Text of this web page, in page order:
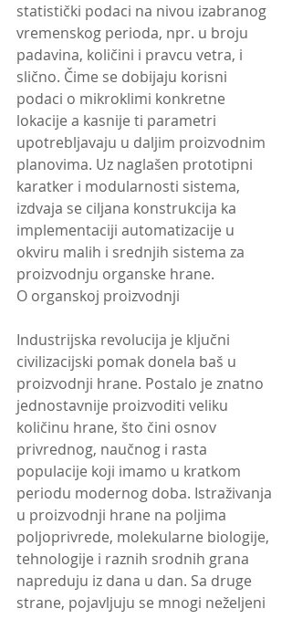
statistički podaci na nivou izabranog
vremenskog perioda, npr. u broju
padavina, količini i pravcu vetra, i
slično. Čime se dobijaju korisni
podaci o mikroklimi konkretne
lokacije a kasnije ti parametri
upotrebljavaju u daljim proizvodnim
planovima. Uz naglašen prototipni
karatker i modularnosti sistema,
izdvaja se ciljana konstrukcija ka
implementaciji automatizacije u
okviru malih i srednjih sistema za
proizvodnju organske hrane.
O organskoj proizvodnji
Industrijska revolucija je ključni
civilizacijski pomak donela baš u
proizvodnji hrane. Postalo je znatno
jednostavnije proizvoditi veliku
količinu hrane, što čini osnov
privrednog, naučnog i rasta
populacije koji imamo u kratkom
periodu modernog doba. Istraživanja
u proizvodnji hrane na poljima
poljoprivrede, molekularne biologije,
tehnologije i raznih srodnih grana
napreduju iz dana u dan. Sa druge
strane, pojavljuju se mnogi neželjeni